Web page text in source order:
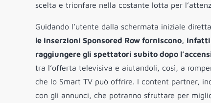
scelta e trionfare nella costante lotta per
Guidando l’utente dalla schermata iniziale
le inserzioni Sponsored Row forniscono,
raggiungere gli spettatori subito dopo
tra l’offerta televisiva e aiutandoli, così, a
che lo Smart TV può offrire. I content partner,
con gli annunci, che potranno sfruttare per